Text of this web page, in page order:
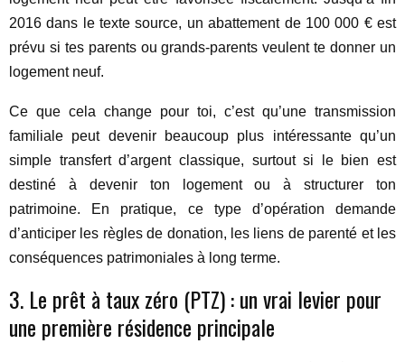
2016 dans le texte source, un abattement de 100 000 € est
prévu si tes parents ou grands-parents veulent te donner un
logement neuf.
Ce que cela change pour toi, c’est qu’une transmission
familiale peut devenir beaucoup plus intéressante qu’un
simple transfert d’argent classique, surtout si le bien est
destiné à devenir ton logement ou à structurer ton
patrimoine. En pratique, ce type d’opération demande
d’anticiper les règles de donation, les liens de parenté et les
conséquences patrimoniales à long terme.
3. Le prêt à taux zéro (PTZ) : un vrai levier pour
une première résidence principale